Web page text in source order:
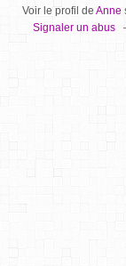
Voir le profil de Anne
Signaler un abus